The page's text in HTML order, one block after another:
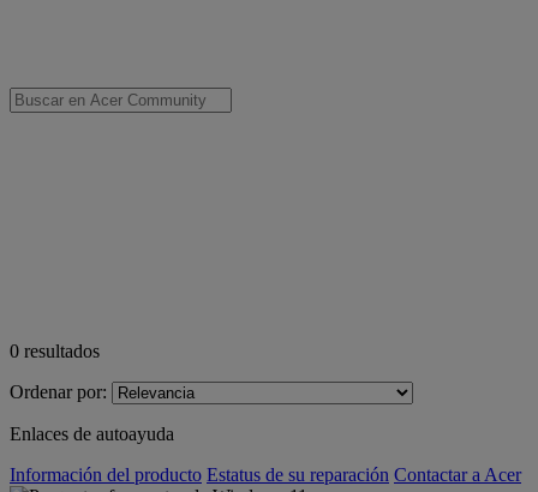
0 resultados
Ordenar por:
Enlaces de autoayuda
Información del producto Estatus de su reparación Contactar a Acer